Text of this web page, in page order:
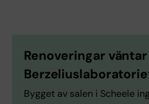
Renoveringar
Bygget av salen i Scheele